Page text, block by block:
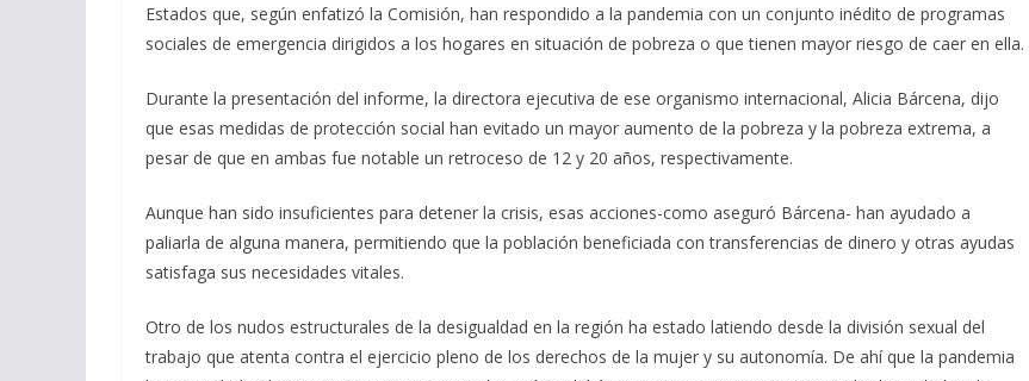
Estados que, según enfatizó la Comisión, han respondido a la pandemia con un conjunto inédito de programas
sociales de emergencia dirigidos a los hogares en situación de pobreza o que tienen mayor riesgo de caer en ella.
Durante la presentación del informe, la directora ejecutiva de ese organismo internacional, Alicia Bárcena, dijo
que esas medidas de protección social han evitado un mayor aumento de la pobreza y la pobreza extrema, a
pesar de que en ambas fue notable un retroceso de 12 y 20 años, respectivamente.
Aunque han sido insuficientes para detener la crisis, esas acciones-como aseguró Bárcena- han ayudado a
paliarla de alguna manera, permitiendo que la población beneficiada con transferencias de dinero y otras ayudas
satisfaga sus necesidades vitales.
Otro de los nudos estructurales de la desigualdad en la región ha estado latiendo desde la división sexual del
trabajo que atenta contra el ejercicio pleno de los derechos de la mujer y su autonomía. De ahí que la pandemia